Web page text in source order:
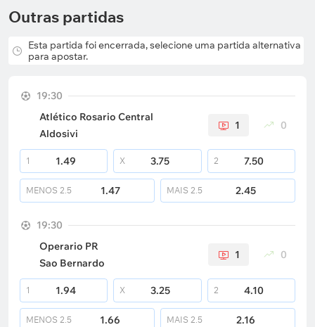
Outras partidas
Esta partida foi encerrada, selecione uma partida alternativa
para apostar.
19:30
Atlético Rosario Central
Aldosivi
1 0
1 1.49 X 3.75 2 7.50
MENOS 2.5 1.47 MAIS 2.5 2.45
19:30
Operario PR
Sao Bernardo
1 0
1 1.94 X 3.25 2 4.10
MENOS 2.5 1.66 MAIS 2.5 2.16